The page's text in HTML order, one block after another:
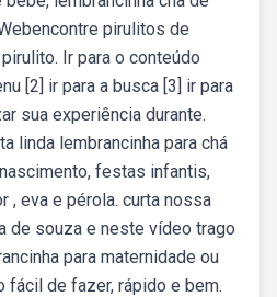
pirulitos de
Ir para o conteúdo
[2] ir para a busca [3] ir para
sua experiência durante.
linda lembrancinha para chá
festas infantis,
, eva e pérola. curta nossa
de souza e neste vídeo trago
para maternidade ou
fácil de fazer, rápido e bem.